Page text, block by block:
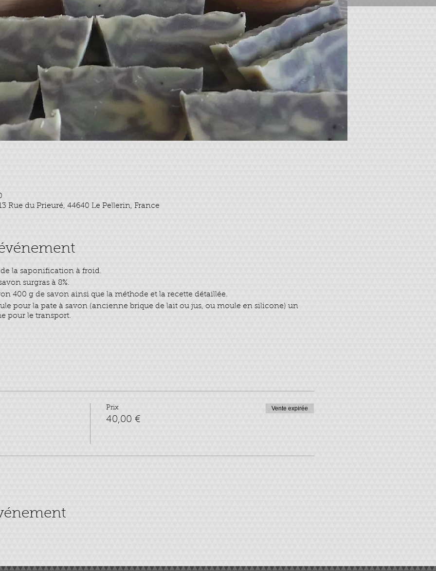
Rue du Prieuré, 44640 Le Pellerin, France
la saponification à froid.
surgras à 8%.
400 g de savon ainsi que la méthode et la recette détaillée.
pour la pate à savon (ancienne brique de lait ou jus, ou moule en silicone) un
pour le transport.
Prix
40,00 €
Vente expirée